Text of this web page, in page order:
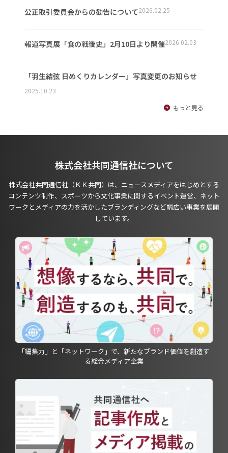
公正取引委員会からの勧告について2026.02.25
報道写真展「食の戦後史」2月10日より開催2026.02.03
「羽生結弦 日めくりカレンダー」写真変更のお知らせ
2025.10.23
もっと見る
株式会社共同通信社について
株式会社共同通信社（ＫＫ共同）は、ニュースメディアをはじめとする
コンテンツ制作、スポーツから文化事業に関するイベント運営、ネット
ワークとメディアの力を活かしたブランディングなど幅広い事業を展開
しています。
「編集力」と「ネットワーク」で、新たなブランド価値を創造す
る総合メディア企業